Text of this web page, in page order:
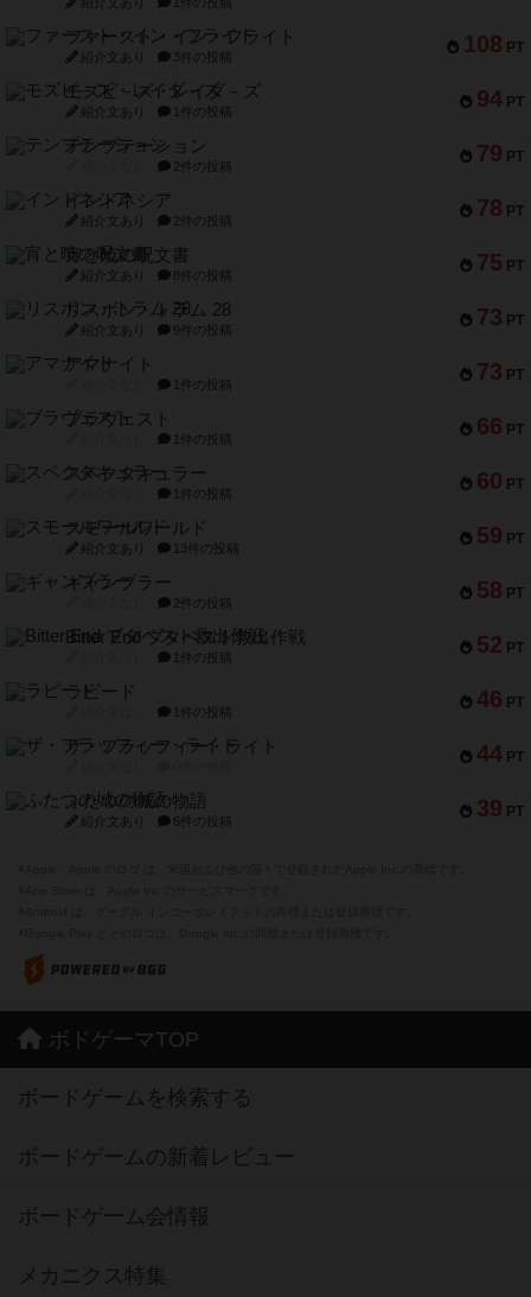
108 PT
ファースト・イン・フライト
紹介文あり 3件の投稿
94 PT
モズビ－ズ・レイダ－ズ
紹介文あり 1件の投稿
79 PT
テンプテーション
2件の投稿
78 PT
インドネシア
紹介文あり 2件の投稿
75 PT
宵と暁の呪文書
紹介文あり 8件の投稿
73 PT
リスボン・トラム 28
紹介文あり 9件の投稿
73 PT
アマナイト
1件の投稿
66 PT
ブラヴェスト
1件の投稿
60 PT
スペクタキュラー
1件の投稿
59 PT
スモールワールド
紹介文あり 13件の投稿
58 PT
ギャンブラー
2件の投稿
52 PT
Bitter End ブタペスト救出作戦
1件の投稿
46 PT
ラピード
1件の投稿
44 PT
ザ・フラッフィー・ライト
39 PT
ふたつの城の物語
紹介文あり 6件の投稿
ボドゲーマTOP
ボードゲームを検索する
ボードゲームの新着レビュー
ボードゲーム会情報
メカニクス特集